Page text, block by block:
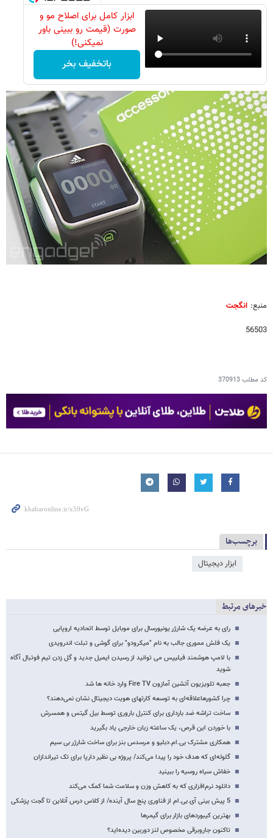
ابزار کامل برای اصلاح مو و
صورت (قیمت رو ببینی باور
نمیکنی!)
باتخفیف بخر
منبع: انگجت
56503
کد مطلب370913
برچسب‌ها
ابزار دیجیتال
خبرهای مرتبط
رای به عرضه یک شارژر یونیورسال برای موبایل توسط اتحادیه اروپایی
یک فلش مموری جالب به نام "میکرودو" برای گوشی و تبلت اندرویدی
با لامپ هوشمند فیلیپس می توانید از رسیدن ایمیل جدید و گل زدن تیم فوتبال آگاه
شوید
جعبه تلویزیون آتشین آمازون Fire TV وارد خانه ها شد
چرا کشورهاعلاقه‌ای به توسعه کارتهای هویت دیجیتال نشان نمی‌دهند؟
ساخت تراشه ضد بارداری برای کنترل باروری توسط بیل گیتس و همسرش
با خوردن این قرص، یک ساعته زبان خارجی یاد بگیرید
همکاری مشترک بی.ام.دبلیو و مرسدس بنز برای ساخت شارژر بی سیم
گلوله‌ای که هدف خود را پیدا می‌کند/ پروژه بی نظیر دارپا برای تک تیراندازان
خفاش سیاه روسیه را ببینید
دانلود نرم‌افزاری که به کاهش وزن و سلامت شما کمک می‌کند
5 پیش بینی آی.بی.ام از فناوری پنج سال آینده/ از کلاس درس آنلاین تا گجت پزشکی
بهترین کیبوردهای بازار برای گیمرها
تاکنون جاروبرقی مخصوص لنز دوربین دیده‌اید؟